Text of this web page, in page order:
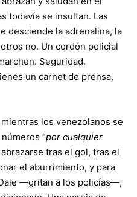
todavía se insultan. Las
desciende la adrenalina, la
no. Un cordón policial
Seguridad.
un carnet de prensa,
los venezolanos se
“por cualquier
tras el gol, tras el
el aburrimiento, y para
—gritan a los policías—,